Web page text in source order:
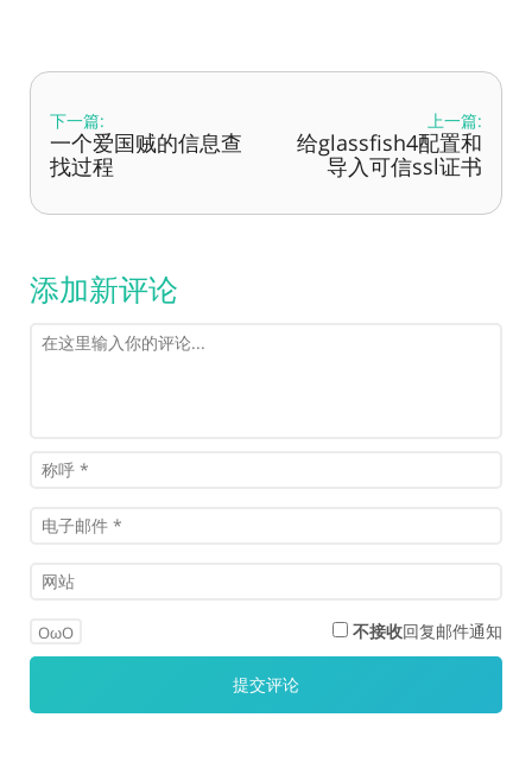
下一篇:
一个爱国贼的信息查
找过程
上一篇:
给glassfish4配置和
导入可信ssl证书
添加新评论
OωO 不接收回复邮件通知